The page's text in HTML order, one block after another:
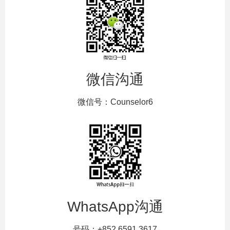
微信沟通
微信号：Counselor6
WhatsApp沟通